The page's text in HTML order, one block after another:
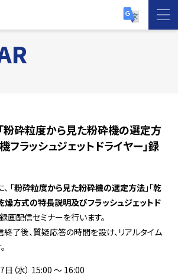
粉砕粒度から見た粉砕機の選定方
ラッシュジェットドライヤー」録
「粉砕粒度から見た粉砕機の選定方法 」「乾
燥方式の特長説明及びフラッシュジェットド
録画配信セミナーを行います。
了後、質疑応答の時間を設け、リアルタイム
日（水） 15:00 ～ 16:00